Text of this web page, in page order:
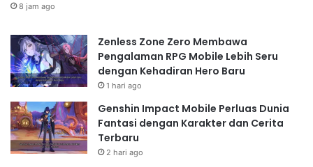
8 jam ago
Zenless Zone Zero Membawa
Pengalaman RPG Mobile Lebih Seru
dengan Kehadiran Hero Baru
1 hari ago
Genshin Impact Mobile Perluas Dunia
Fantasi dengan Karakter dan Cerita
Terbaru
2 hari ago